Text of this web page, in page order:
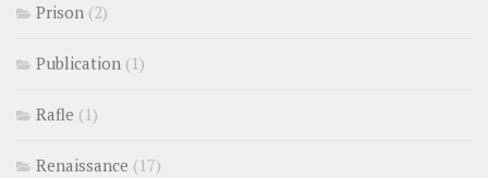
Prison (2)
Publication (1)
Rafle (1)
Renaissance (17)